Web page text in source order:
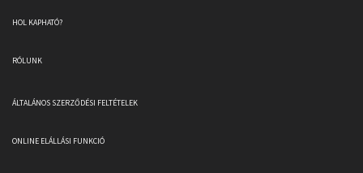
HOL KAPHATÓ?
RÓLUNK
ÁLTALÁNOS SZERZŐDÉSI FELTÉTELEK
ONLINE ELÁLLÁSI FUNKCIÓ